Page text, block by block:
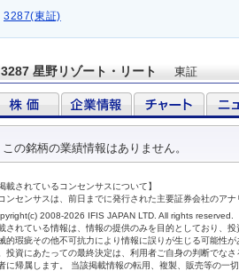
3287(東証)
3287 星野リゾート・リート 東証